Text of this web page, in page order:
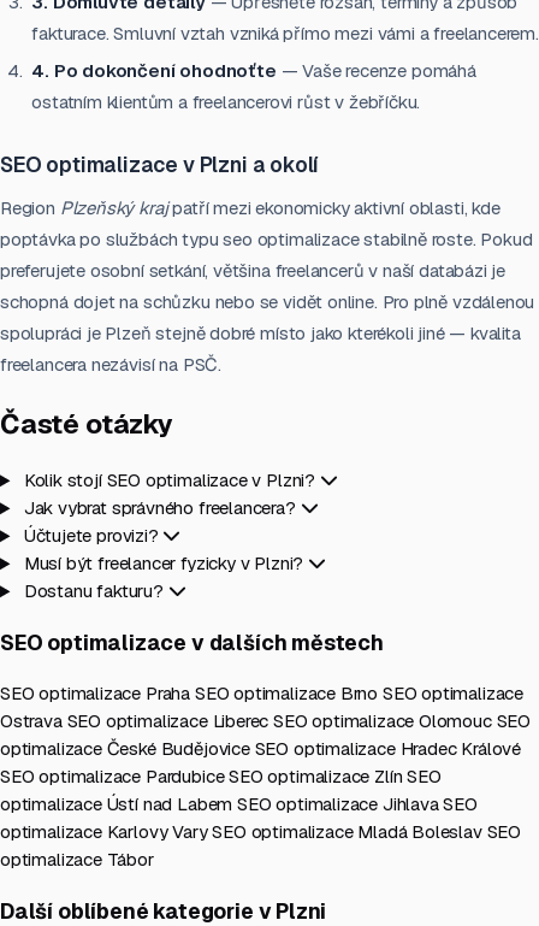
fakturace. Smluvní vztah vzniká přímo mezi vámi a freelancerem.
4. Po dokončení ohodnoťte — Vaše recenze pomáhá
ostatním klientům a freelancerovi růst v žebříčku.
SEO optimalizace v Plzni a okolí
Region Plzeňský krajpatří mezi ekonomicky aktivní oblasti, kde
poptávka po službách typu seo optimalizace stabilně roste. Pokud
preferujete osobní setkání, většina freelancerů v naší databázi je
schopná dojet na schůzku nebo se vidět online. Pro plně vzdálenou
spolupráci je Plzeň stejně dobré místo jako kterékoli jiné — kvalita
freelancera nezávisí na PSČ.
Časté otázky
Kolik stojí SEO optimalizace v Plzni?
Jak vybrat správného freelancera?
Účtujete provizi?
Musí být freelancer fyzicky v Plzni?
Dostanu fakturu?
SEO optimalizace v dalších městech
SEO optimalizace Praha SEO optimalizace Brno SEO optimalizace
Ostrava SEO optimalizace LiberecSEO optimalizace Olomouc SEO
optimalizace České Budějovice SEO optimalizace Hradec Králové
SEO optimalizace PardubiceSEO optimalizace ZlínSEO
optimalizace Ústí nad Labem SEO optimalizace JihlavaSEO
optimalizace Karlovy VarySEO optimalizace Mladá Boleslav SEO
optimalizace Tábor
Další oblíbené kategorie v Plzni